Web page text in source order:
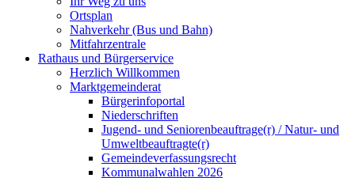
Ortsplan
Nahverkehr (Bus und Bahn)
Mitfahrzentrale
Rathaus und Bürgerservice
Herzlich Willkommen
Marktgemeinderat
Bürgerinfoportal
Niederschriften
Jugend- und Seniorenbeauftrage(r) / Natur- und
Umweltbeauftragte(r)
Gemeindeverfassungsrecht
Kommunalwahlen 2026